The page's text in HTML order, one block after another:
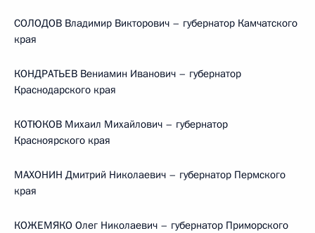
СОЛОДОВ Владимир Викторович – губернатор Камчатского
края
КОНДРАТЬЕВ Вениамин Иванович – губернатор
Краснодарского края
КОТЮКОВ Михаил Михайлович – губернатор
Красноярского края
МАХОНИН Дмитрий Николаевич – губернатор Пермского
края
КОЖЕМЯКО Олег Николаевич – губернатор Приморского